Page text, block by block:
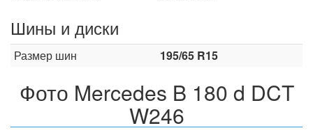
Шины и диски
Размер шин 195/65 R15
Фото Mercedes B 180 d DCT
W246